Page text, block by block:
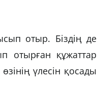
отыр. Біздің де
отырған құжаттар
үлесін қосады